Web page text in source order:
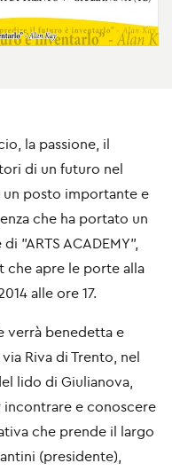
la passione, il
di un futuro nel
posto importante e
che ha portato un
"ARTS ACADEMY",
che apre le porte alla
alle ore 17.
verrà benedetta e
Riva di Trento, nel
lido di Giulianova,
e conoscere
che prende il largo
(presidente),